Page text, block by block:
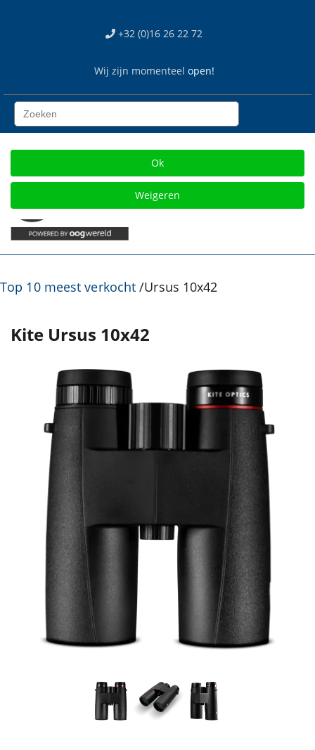
+32 (0)16 26 22 72
Wij zijn momenteel open!
Gratis verzending vanaf € 75
Top 10 meest verkocht /Ursus 10x42
Kite Ursus 10x42
anderen ons helpen om de site en gebruikerservaring te
cookies wil toestaan of niet. Let op dat als u onze cookies
weigert mogelijk niet alle functies van de site beschikbaar
zijn.
Ok
Weigeren